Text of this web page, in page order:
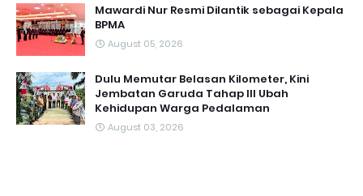
Mawardi Nur Resmi Dilantik sebagai Kepala
BPMA
August 05, 2026
Dulu Memutar Belasan Kilometer, Kini
Jembatan Garuda Tahap III Ubah
Kehidupan Warga Pedalaman ‎
August 03, 2026